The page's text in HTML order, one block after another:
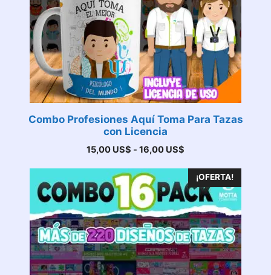
Combo Profesiones Aquí Toma Para Tazas
con Licencia
15,00 US$ - 16,00 US$
precios:
desde
15,00 US$
hasta
16,00 US$
¡OFERTA!